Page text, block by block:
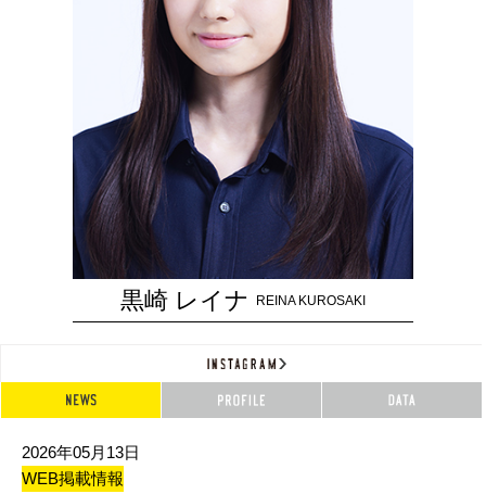
黒崎 レイナ REINA KUROSAKI
2026年05月13日
WEB掲載情報